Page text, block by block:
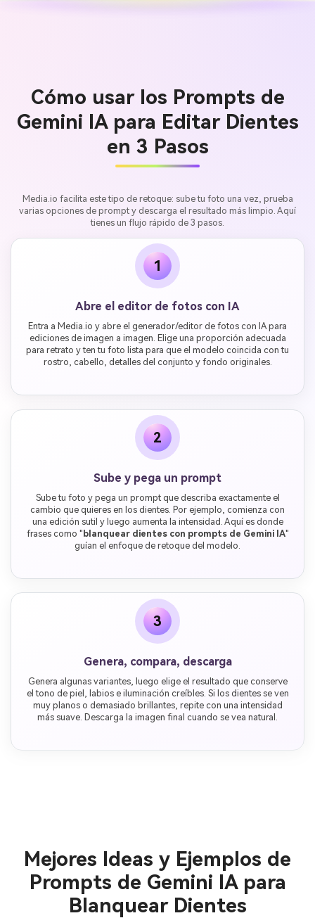
Cómo usar los Prompts de
Gemini IA para Editar Dientes
en 3 Pasos
Media.io facilita este tipo de retoque: sube tu foto una vez, prueba
varias opciones de prompt y descarga el resultado más limpio. Aquí
tienes un flujo rápido de 3 pasos.
1
Abre el editor de fotos con IA
Entra a Media.io y abre el generador/editor de fotos con IA para
ediciones de imagen a imagen. Elige una proporción adecuada
para retrato y ten tu foto lista para que el modelo coincida con tu
rostro, cabello, detalles del conjunto y fondo originales.
2
Sube y pega un prompt
Sube tu foto y pega un prompt que describa exactamente el
cambio que quieres en los dientes. Por ejemplo, comienza con
una edición sutil y luego aumenta la intensidad. Aquí es donde
frases como " blanquear dientes con prompts de Gemini IA"
guían el enfoque de retoque del modelo.
3
Genera, compara, descarga
Genera algunas variantes, luego elige el resultado que conserve
el tono de piel, labios e iluminación creíbles. Si los dientes se ven
muy planos o demasiado brillantes, repite con una intensidad
más suave. Descarga la imagen final cuando se vea natural.
Mejores Ideas y Ejemplos de
Prompts de Gemini IA para
Blanquear Dientes